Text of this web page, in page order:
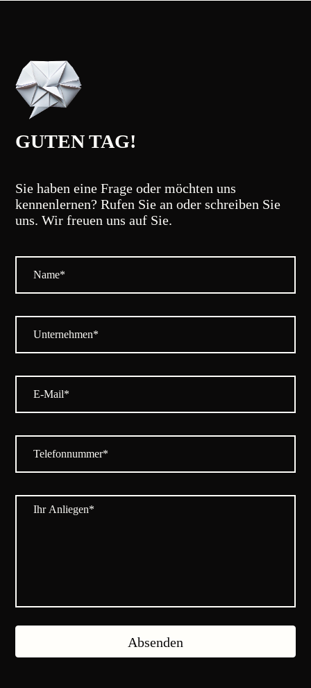
GUTEN TAG!
Sie haben eine Frage oder möchten uns
kennenlernen? Rufen Sie an oder schreiben Sie
uns. Wir freuen uns auf Sie.
Absenden